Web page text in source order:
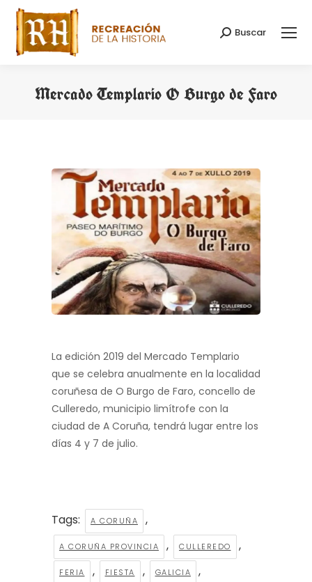
Buscar:
Buscar
Mercado Templario O Burgo de Faro
La edición 2019 del Mercado Templario
que se celebra anualmente en la localidad
coruñesa de O Burgo de Faro, concello de
Culleredo, municipio limítrofe con la
ciudad de A Coruña, tendrá lugar entre los
días 4 y 7 de julio.
Tags: A CORUÑA ,
A CORUÑA PROVINCIA , CULLEREDO ,
FERIA , FIESTA , GALICIA ,